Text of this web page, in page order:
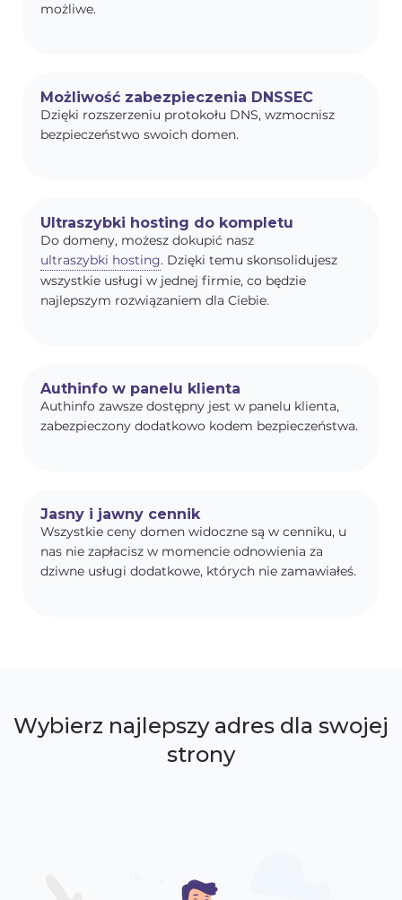
możliwe.
Możliwość zabezpieczenia DNSSEC
Dzięki rozszerzeniu protokołu DNS, wzmocnisz
bezpieczeństwo swoich domen.
Ultraszybki hosting do kompletu
Do domeny, możesz dokupić nasz
ultraszybki hosting. Dzięki temu skonsolidujesz
wszystkie usługi w jednej firmie, co będzie
najlepszym rozwiązaniem dla Ciebie.
Authinfo w panelu klienta
Authinfo zawsze dostępny jest w panelu klienta,
zabezpieczony dodatkowo kodem bezpieczeństwa.
Jasny i jawny cennik
Wszystkie ceny domen widoczne są w cenniku, u
nas nie zapłacisz w momencie odnowienia za
dziwne usługi dodatkowe, których nie zamawiałeś.
Wybierz najlepszy adres dla swojej
strony